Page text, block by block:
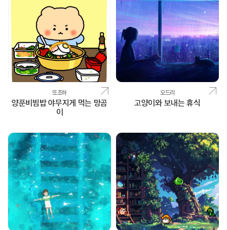
또조하
양푼비빔밥 야무지게 먹는 망곰
이
오드리
고양이와 보내는 휴식